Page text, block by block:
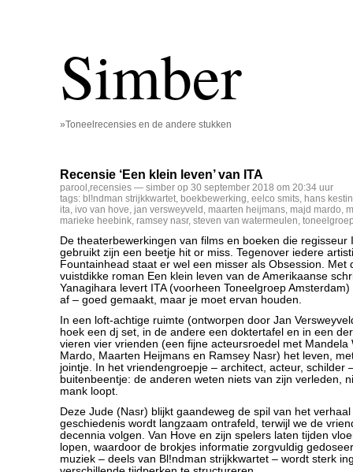
Simber
»Toneelrecensies en de andere stukken
Recensie ‘Een klein leven’ van ITA
parool ,recensies — simber op 30 september 2018 om 20:34 uur
tags: bl!ndman strijkkwartet, boekbewerking, eelco smits, hans
ita, ivo van hove, jan versweyveld , maarten heijmans, majd mardo,
marieke heebink, ramsey nasr, steven van watermeulen,
De theaterbewerkingen van films en boeken die regisseur
gebruikt zijn een beetje hit or miss. Tegenover iedere
Fountainhead staat er wel een misser als Obsession. Met
vuistdikke roman Een klein leven van de Amerikaanse
Yanagihara levert ITA (voorheen Toneelgroep
af – goed gemaakt, maar je moet ervan houden.
In een loft-achtige ruimte (ontworpen door Jan
hoek een dj set, in de andere een doktertafel en in een
vieren vier vrienden (een fijne acteursroedel met Mandela
Mardo, Maarten Heijmans en Ramsey Nasr) het leven,
jointje. In het vriendengroepje – architect, acteur, schilder
buitenbeentje: de anderen weten niets van zijn verleden,
mank loopt.
Deze Jude (Nasr) blijkt gaandeweg de spil van het
geschiedenis wordt langzaam ontrafeld, terwijl we de
decennia volgen. Van Hove en zijn spelers laten tijden
lopen, waardoor de brokjes informatie zorgvuldig
muziek – deels van Bl!ndman strijkkwartet – wordt sterk